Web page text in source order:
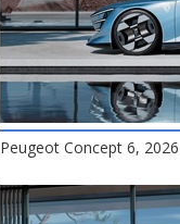
Peugeot Concept 6, 2026